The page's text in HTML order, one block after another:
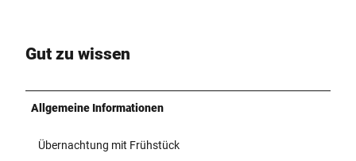
Gut zu wissen
Allgemeine Informationen
Übernachtung mit Frühstück